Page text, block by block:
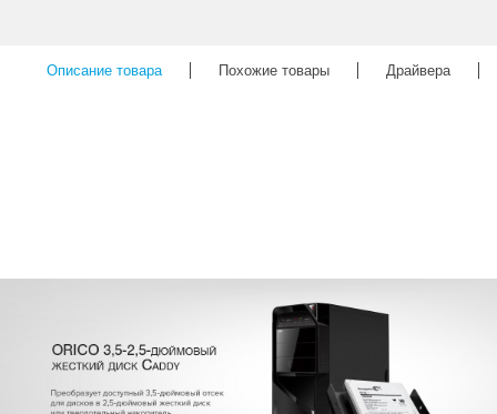
Описание товара Похожие товары Драйвера